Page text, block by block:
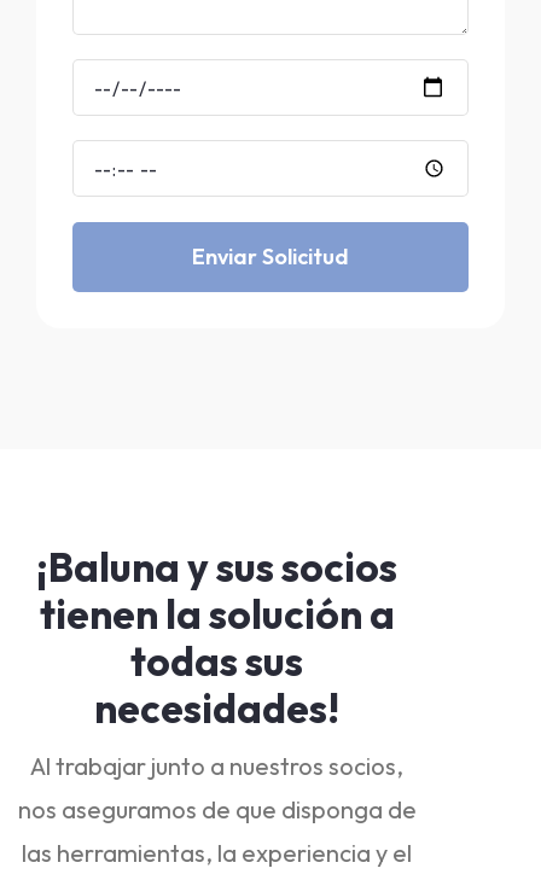
Enviar Solicitud
¡Baluna y sus socios
tienen la solución a
todas sus
necesidades!
Al trabajar junto a nuestros socios,
nos aseguramos de que disponga de
las herramientas, la experiencia y el